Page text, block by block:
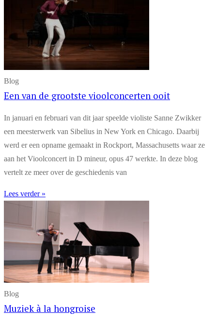
Blog
Een van de grootste vioolconcerten ooit
In januari en februari van dit jaar speelde violiste Sanne Zwikker
een meesterwerk van Sibelius in New York en Chicago. Daarbij
werd er een opname gemaakt in Rockport, Massachusetts waar ze
aan het Vioolconcert in D mineur, opus 47 werkte. In deze blog
vertelt ze meer over de geschiedenis van
Lees verder »
Blog
Muziek à la hongroise